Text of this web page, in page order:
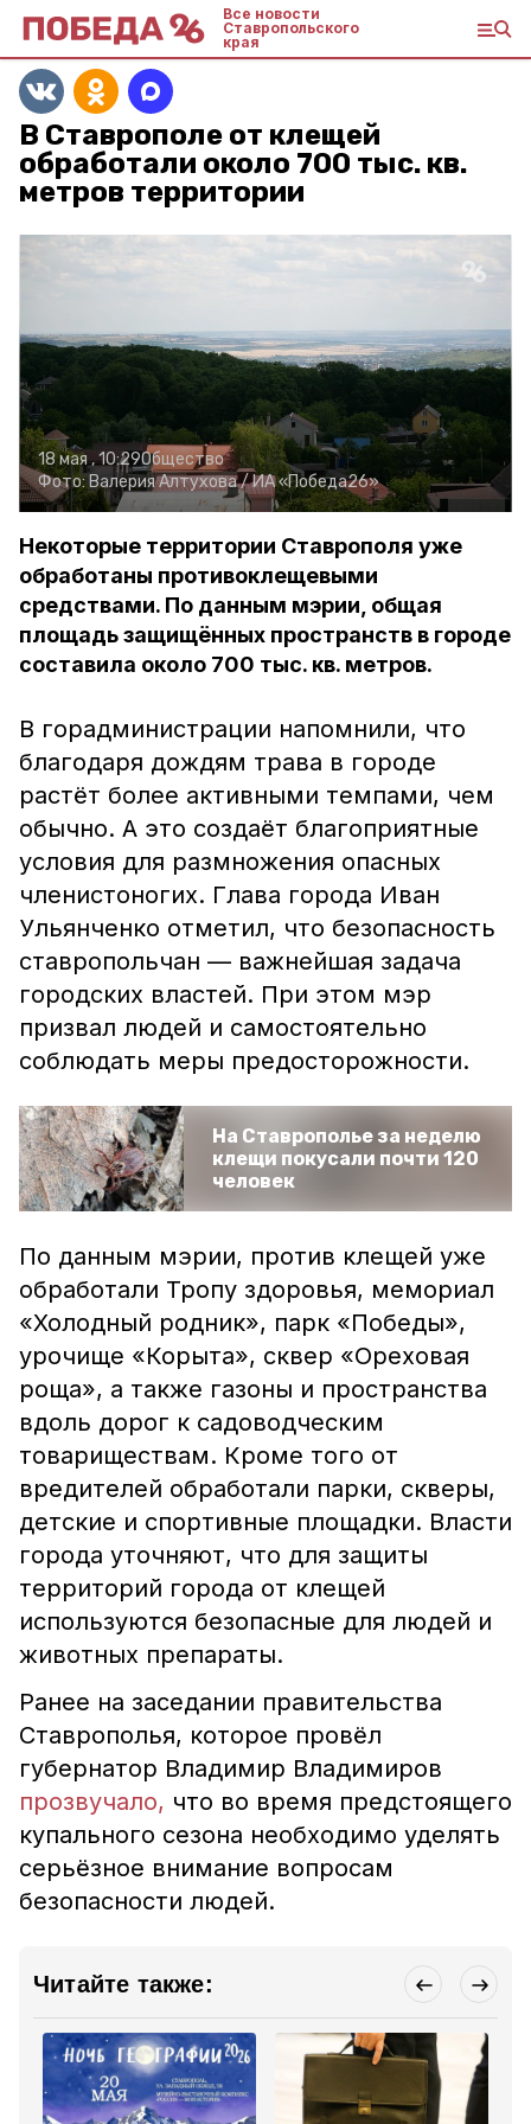
Все новости
Ставропольского
края
В Ставрополе от клещей
обработали около 700 тыс. кв.
метров территории
18 мая , 10:29Общество
Фото:Валерия Алтухова /ИА «Победа26»
Некоторые территории Ставрополя уже
обработаны противоклещевыми
средствами. По данным мэрии, общая
площадь защищённых пространств в городе
составила около 700 тыс. кв. метров.
В горадминистрации напомнили, что
благодаря дождям трава в городе
растёт более активными темпами, чем
обычно. А это создаёт благоприятные
условия для размножения опасных
членистоногих. Глава города Иван
Ульянченко отметил, что безопасность
ставропольчан — важнейшая задача
городских властей. При этом мэр
призвал людей и самостоятельно
соблюдать меры предосторожности.
На Ставрополье за неделю
клещи покусали почти 120
человек
По данным мэрии, против клещей уже
обработали Тропу здоровья, мемориал
«Холодный родник», парк «Победы»,
урочище «Корыта», сквер «Ореховая
роща», а также газоны и пространства
вдоль дорог к садоводческим
товариществам. Кроме того от
вредителей обработали парки, скверы,
детские и спортивные площадки. Власти
города уточняют, что для защиты
территорий города от клещей
используются безопасные для людей и
животных препараты.
Ранее на заседании правительства
Ставрополья, которое провёл
губернатор Владимир Владимиров
прозвучало, что во время предстоящего
купального сезона необходимо уделять
серьёзное внимание вопросам
безопасности людей.
Читайте также: